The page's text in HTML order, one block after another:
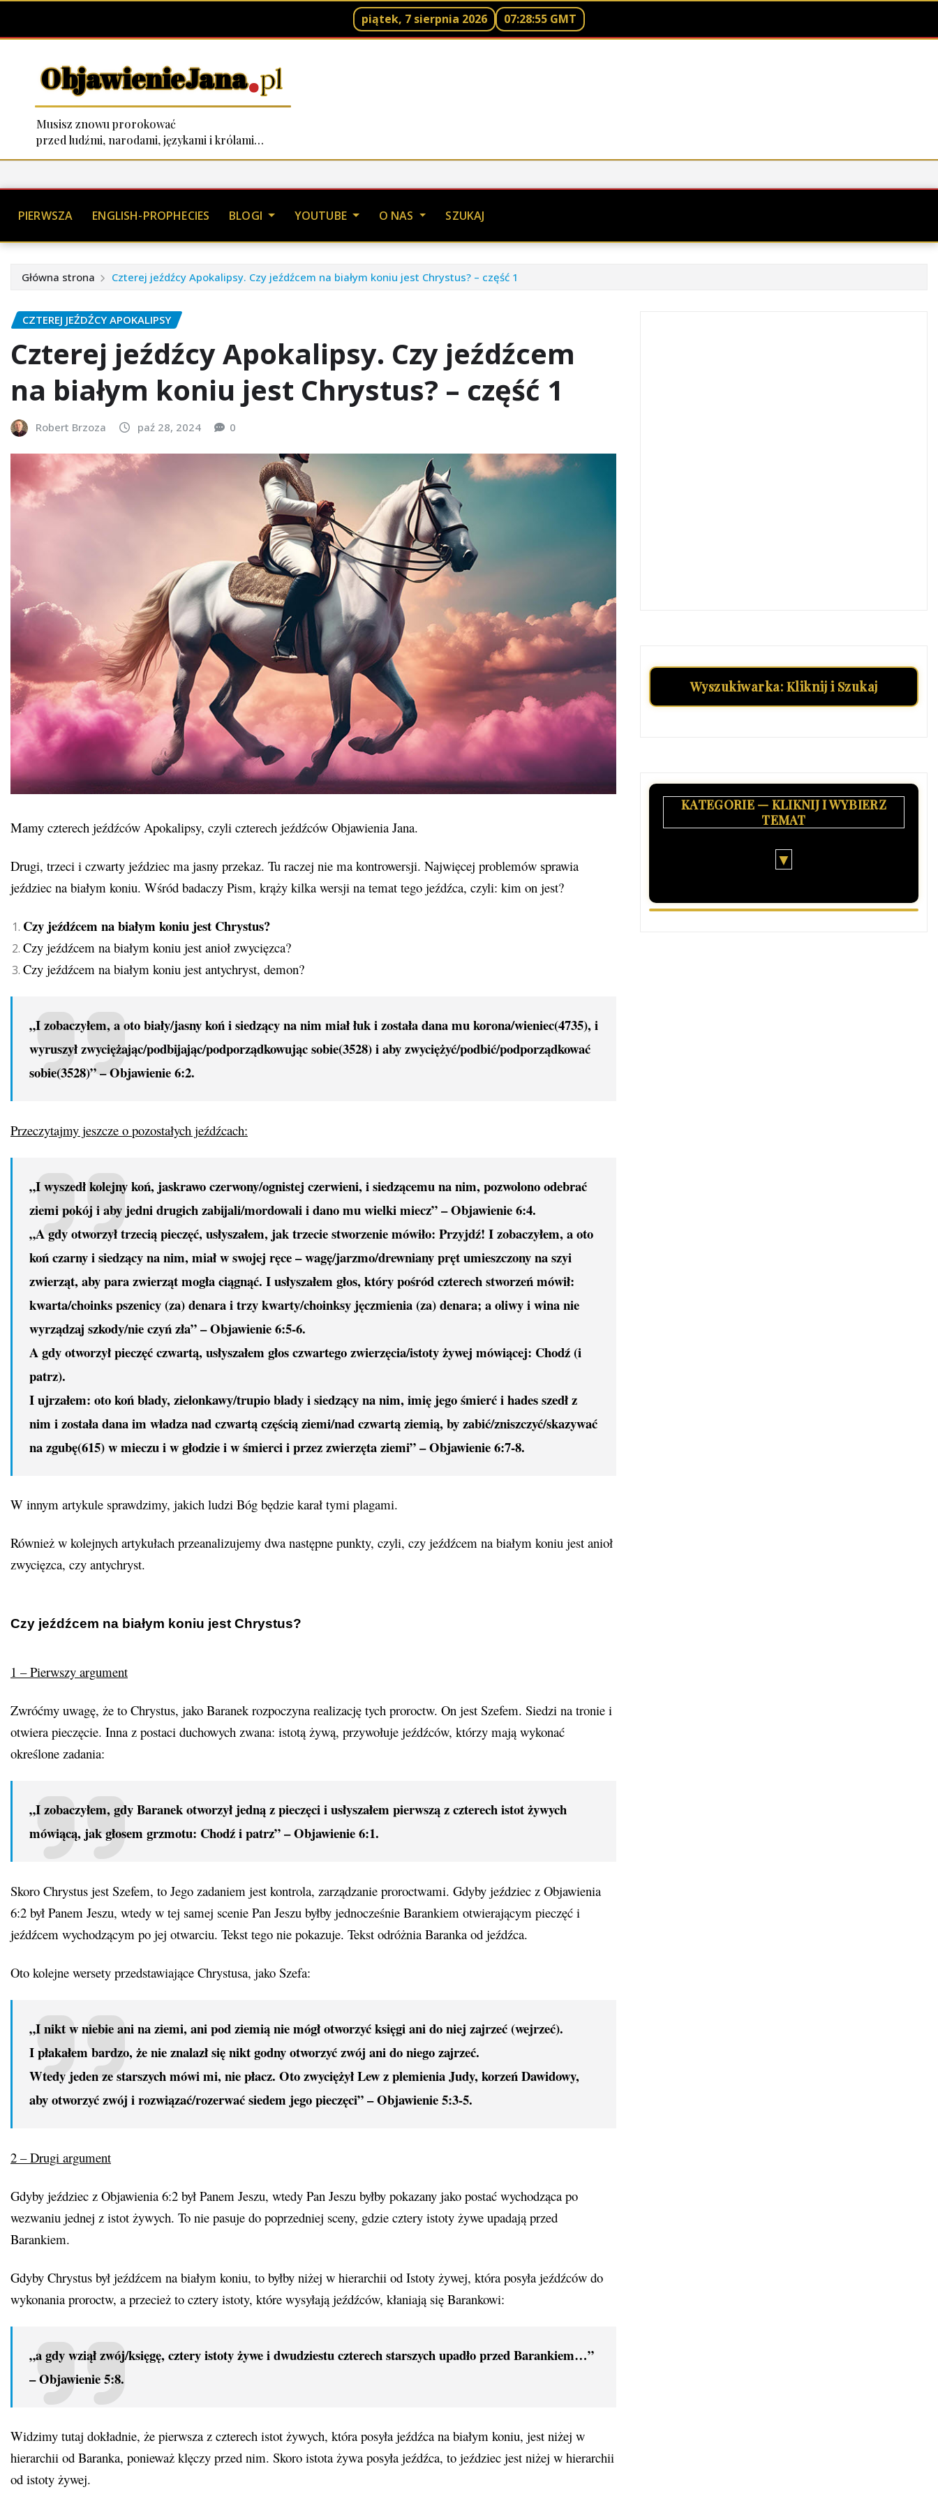
piątek, 7 sierpnia 2026 07:28:57 GMT
ObjawienieJana.pl
Musisz znowu prorokować
przed ludźmi, narodami, językami i królami…
to
PIERWSZA ENGLISH-PROPHECIES BLOGI YOUTUBE O NAS SZUKAJ
Główna strona Czterej jeźdźcy Apokalipsy. Czy jeźdźcem na białym koniu jest Chrystus? – część 1
CZTEREJ JEŹDŹCY APOKALIPSY
Czterej jeźdźcy Apokalipsy. Czy jeźdźcem
na białym koniu jest Chrystus? – część 1
Robert Brzoza paź 28, 2024 0
Mamy czterech jeźdźców Apokalipsy, czyli czterech jeźdźców Objawienia Jana.
Drugi, trzeci i czwarty jeździec ma jasny przekaz. Tu raczej nie ma kontrowersji. Najwięcej problemów sprawia
jeździec na białym koniu. Wśród badaczy Pism, krąży kilka wersji na temat tego jeźdźca, czyli: kim on jest?
Czy jeźdźcem na białym koniu jest Chrystus?
Czy jeźdźcem na białym koniu jest anioł zwycięzca?
Czy jeźdźcem na białym koniu jest antychryst, demon?
„I zobaczyłem, a oto biały/jasny koń i siedzący na nim miał łuk i została dana mu korona/wieniec(4735), i
wyruszył zwyciężając/podbijając/podporządkowując sobie(3528) i aby zwyciężyć/podbić/podporządkować
sobie(3528)” – Objawienie 6:2.
Przeczytajmy jeszcze o pozostałych jeźdźcach:
„I wyszedł kolejny koń, jaskrawo czerwony/ognistej czerwieni, i siedzącemu na nim, pozwolono odebrać
ziemi pokój i aby jedni drugich zabijali/mordowali i dano mu wielki miecz” – Objawienie 6:4.
„A gdy otworzył trzecią pieczęć, usłyszałem, jak trzecie stworzenie mówiło: Przyjdź! I zobaczyłem, a oto
koń czarny i siedzący na nim, miał w swojej ręce – wagę/jarzmo/drewniany pręt umieszczony na szyi
zwierząt, aby para zwierząt mogła ciągnąć. I usłyszałem głos, który pośród czterech stworzeń mówił:
kwarta/choinks pszenicy (za) denara i trzy kwarty/choinksy jęczmienia (za) denara; a oliwy i wina nie
wyrządzaj szkody/nie czyń zła” – Objawienie 6:5-6.
A gdy otworzył pieczęć czwartą, usłyszałem głos czwartego zwierzęcia/istoty żywej mówiącej: Chodź (i
patrz).
I ujrzałem: oto koń blady, zielonkawy/trupio blady i siedzący na nim, imię jego śmierć i hades szedł z
nim i została dana im władza nad czwartą częścią ziemi/nad czwartą ziemią, by zabić/zniszczyć/skazywać
na zgubę(615) w mieczu i w głodzie i w śmierci i przez zwierzęta ziemi” – Objawienie 6:7-8.
W innym artykule sprawdzimy, jakich ludzi Bóg będzie karał tymi plagami.
Również w kolejnych artykułach przeanalizujemy dwa następne punkty, czyli, czy jeźdźcem na białym koniu jest anioł
zwycięzca, czy antychryst.
Czy jeźdźcem na białym koniu jest Chrystus?
1 – Pierwszy argument
Zwróćmy uwagę, że to Chrystus, jako Baranek rozpoczyna realizację tych proroctw. On jest Szefem. Siedzi na tronie i
otwiera pieczęcie. Inna z postaci duchowych zwana: istotą żywą, przywołuje jeźdźców, którzy mają wykonać
określone zadania:
„I zobaczyłem, gdy Baranek otworzył jedną z pieczęci i usłyszałem pierwszą z czterech istot żywych
mówiącą, jak głosem grzmotu: Chodź i patrz” – Objawienie 6:1.
Skoro Chrystus jest Szefem, to Jego zadaniem jest kontrola, zarządzanie proroctwami. Gdyby jeździec z Objawienia
6:2 był Panem Jeszu, wtedy w tej samej scenie Pan Jeszu byłby jednocześnie Barankiem otwierającym pieczęć i
jeźdźcem wychodzącym po jej otwarciu. Tekst tego nie pokazuje. Tekst odróżnia Baranka od jeźdźca.
Oto kolejne wersety przedstawiające Chrystusa, jako Szefa:
„I nikt w niebie ani na ziemi, ani pod ziemią nie mógł otworzyć księgi ani do niej zajrzeć (wejrzeć).
I płakałem bardzo, że nie znalazł się nikt godny otworzyć zwój ani do niego zajrzeć.
Wtedy jeden ze starszych mówi mi, nie płacz. Oto zwyciężył Lew z plemienia Judy, korzeń Dawidowy,
aby otworzyć zwój i rozwiązać/rozerwaćsiedem jego pieczęci” – Objawienie 5:3-5.
2 – Drugi argument
Gdyby jeździec z Objawienia 6:2 był Panem Jeszu, wtedy Pan Jeszu byłby pokazany jako postać wychodząca po
wezwaniu jednej z istot żywych. To nie pasuje do poprzedniej sceny, gdzie cztery istoty żywe upadają przed
Barankiem.
Gdyby Chrystus był jeźdźcem na białym koniu, to byłby niżej w hierarchii od Istoty żywej, która posyła jeźdźców do
wykonania proroctw, a przecież to cztery istoty, które wysyłają jeźdźców, kłaniają się Barankowi:
„a gdy wziął zwój/księgę, cztery istoty żywe i dwudziestu czterech starszych upadło przed Barankiem…”
– Objawienie 5:8.
Widzimy tutaj dokładnie, że pierwsza z czterech istot żywych, która posyła jeźdźca na białym koniu, jest niżej w
hierarchii od Baranka, ponieważ klęczy przed nim. Skoro istota żywa posyła jeźdźca, to jeździec jest niżej w hierarchii
od istoty żywej.
Wyszukiwarka: Kliknij i Szukaj
KATEGORIE — KLIKNIJ I WYBIERZ
TEMAT
▼